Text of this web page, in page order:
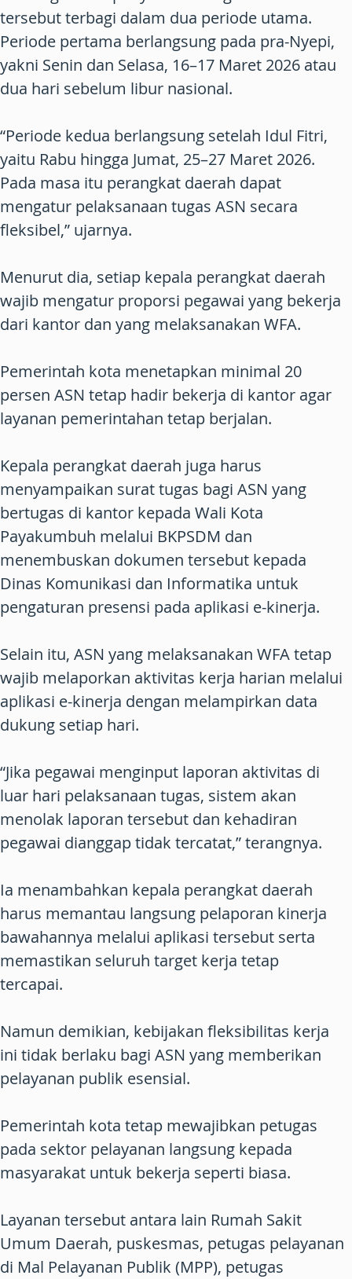
tersebut terbagi dalam dua periode utama.
Periode pertama berlangsung pada pra-Nyepi,
yakni Senin dan Selasa, 16–17 Maret 2026 atau
dua hari sebelum libur nasional.
“Periode kedua berlangsung setelah Idul Fitri,
yaitu Rabu hingga Jumat, 25–27 Maret 2026.
Pada masa itu perangkat daerah dapat
mengatur pelaksanaan tugas ASN secara
fleksibel,” ujarnya.
Menurut dia, setiap kepala perangkat daerah
wajib mengatur proporsi pegawai yang bekerja
dari kantor dan yang melaksanakan WFA.
Pemerintah kota menetapkan minimal 20
persen ASN tetap hadir bekerja di kantor agar
layanan pemerintahan tetap berjalan.
Kepala perangkat daerah juga harus
menyampaikan surat tugas bagi ASN yang
bertugas di kantor kepada Wali Kota
Payakumbuh melalui BKPSDM dan
menembuskan dokumen tersebut kepada
Dinas Komunikasi dan Informatika untuk
pengaturan presensi pada aplikasi e-kinerja.
Selain itu, ASN yang melaksanakan WFA tetap
wajib melaporkan aktivitas kerja harian melalui
aplikasi e-kinerja dengan melampirkan data
dukung setiap hari.
“Jika pegawai menginput laporan aktivitas di
luar hari pelaksanaan tugas, sistem akan
menolak laporan tersebut dan kehadiran
pegawai dianggap tidak tercatat,” terangnya.
Ia menambahkan kepala perangkat daerah
harus memantau langsung pelaporan kinerja
bawahannya melalui aplikasi tersebut serta
memastikan seluruh target kerja tetap
tercapai.
Namun demikian, kebijakan fleksibilitas kerja
ini tidak berlaku bagi ASN yang memberikan
pelayanan publik esensial.
Pemerintah kota tetap mewajibkan petugas
pada sektor pelayanan langsung kepada
masyarakat untuk bekerja seperti biasa.
Layanan tersebut antara lain Rumah Sakit
Umum Daerah, puskesmas, petugas pelayanan
di Mal Pelayanan Publik (MPP), petugas